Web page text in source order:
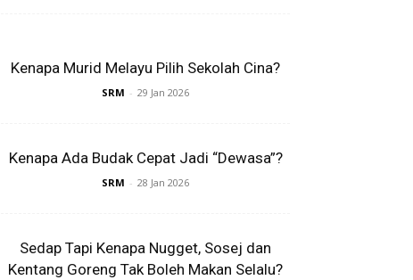
Kenapa Murid Melayu Pilih Sekolah Cina?
SRM - 29 Jan 2026
Kenapa Ada Budak Cepat Jadi “Dewasa”?
SRM - 28 Jan 2026
Sedap Tapi Kenapa Nugget, Sosej dan
Kentang Goreng Tak Boleh Makan Selalu?